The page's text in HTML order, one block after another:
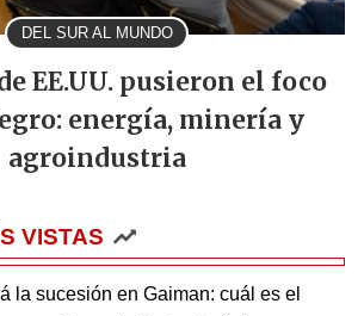
DEL SUR AL MUNDO
EE.UU. pusieron el foco
energía, minería y
agroindustria
VISTAS
la sucesión en Gaiman: cuál es el